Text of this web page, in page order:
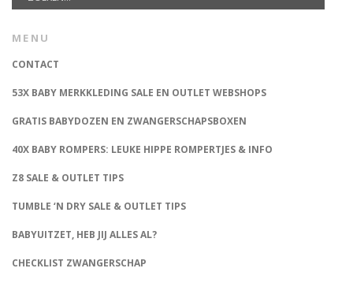
MENU
CONTACT
53X BABY MERKKLEDING SALE EN OUTLET WEBSHOPS
GRATIS BABYDOZEN EN ZWANGERSCHAPSBOXEN
40X BABY ROMPERS: LEUKE HIPPE ROMPERTJES & INFO
Z8 SALE & OUTLET TIPS
TUMBLE ‘N DRY SALE & OUTLET TIPS
BABYUITZET, HEB JIJ ALLES AL?
CHECKLIST ZWANGERSCHAP